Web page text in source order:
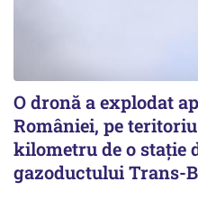
O dronă a explodat
României, pe
kilometru de o stație
gazoductului Trans-